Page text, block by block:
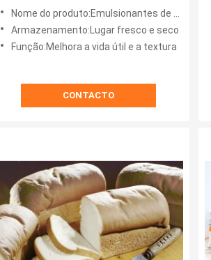
95% MIN Ingredientes de
panificação
Nome do produto:Emulsionantes de padaria
Armazenamento:Lugar fresco e seco
Função:Melhora a vida útil e a textura
CONTACTO